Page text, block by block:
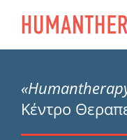
content
Κέντρο